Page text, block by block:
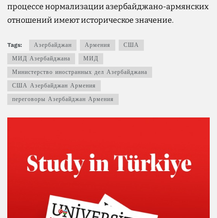
процессе нормализации азербайджано-армянских
отношений имеют историческое значение.
Tags: Азербайджан Армения
США
МИД Азербайджана
МИД
Министерство иностранных дел Азербайджана
США Азербайджан Армения
переговоры Азербайджан Армения